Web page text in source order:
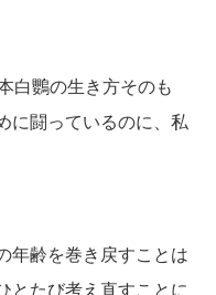
白鸚の生き方そのも
に闘っているのに、私
年齢を巻き戻すことは
とたび考え直すことに